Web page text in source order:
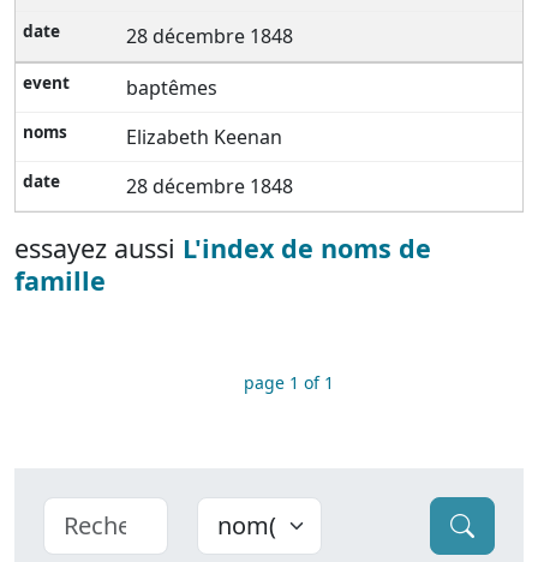
28 décembre 1848
baptêmes
Elizabeth Keenan
28 décembre 1848
essayez aussi L'index de noms de
famille
page 1 of 1